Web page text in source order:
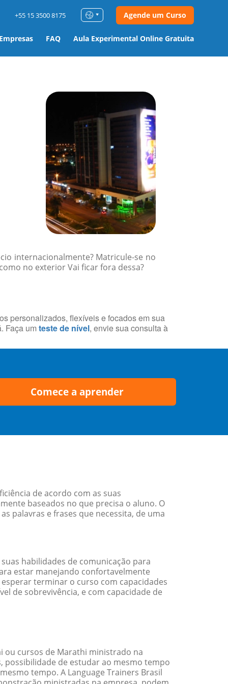
FAQ Aula Experimental Online Gratuita
+55 15 3500 8175 Agende um Curso
internacionalmente? Matricule-se no
no exterior Vai ficar fora dessa?
personalizados, flexíveis e focados em sua
Faça um teste de nível, envie sua consulta à
Comece a aprender
de acordo com as suas
baseados no que precisa o aluno. O
palavras e frases que necessita, de uma
habilidades de comunicação para
estar manejando confortavelmente
terminar o curso com capacidades
de sobrevivência, e com capacidade de
ou cursos de Marathi ministrado na
possibilidade de estudar ao mesmo tempo
tempo. A Language Trainers Brasil